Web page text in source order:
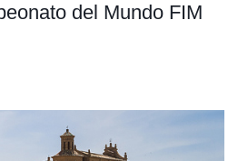
del Mundo FIM